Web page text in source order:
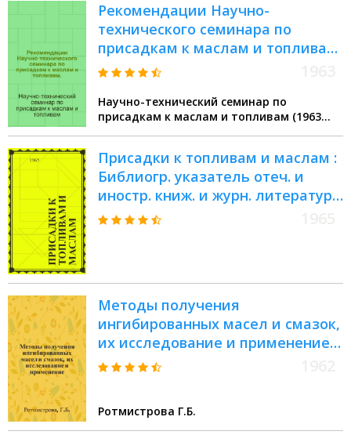
Рекомендации Научно-
технического семинара по
присадкам к маслам и топливам.
(8-12 мая 1963 года. Москва)
Научно-технический семинар по
присадкам к маслам и топливам (1963
Присадки к топливам и маслам :
Библиогр. указатель отеч. и
иностр. книж. и журн. литературы
за 1962 г. (VII-XII) - 1965 (II)
Методы получения
ингибированных масел и смазок,
их исследование и применение :
Автореферат дис. на соискание
Ротмистрова Г.Б.